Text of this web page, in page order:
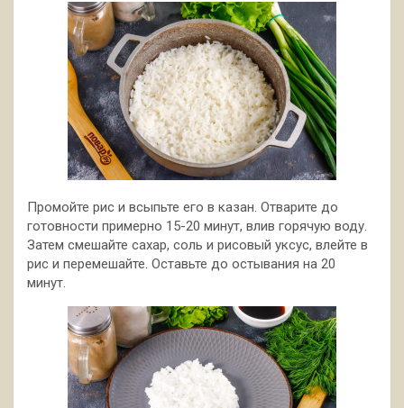
Промойте рис и всыпьте его в казан. Отварите до
готовности примерно 15-20 минут, влив горячую воду.
Затем смешайте сахар, соль и рисовый уксус, влейте в
рис и перемешайте. Оставьте до остывания на 20
минут.